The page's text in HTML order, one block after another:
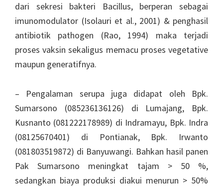
dari sekresi bakteri Bacillus, berperan sebagai
imunomodulator (Isolauri et al., 2001) & penghasil
antibiotik pathogen (Rao, 1994) maka terjadi
proses vaksin sekaligus memacu proses vegetative
maupun generatifnya.
– Pengalaman serupa juga didapat oleh Bpk.
Sumarsono (085236136126) di Lumajang, Bpk.
Kusnanto (081222178989) di Indramayu, Bpk. Indra
(08125670401) di Pontianak, Bpk. Irwanto
(081803519872) di Banyuwangi. Bahkan hasil panen
Pak Sumarsono meningkat tajam > 50 %,
sedangkan biaya produksi diakui menurun > 50%